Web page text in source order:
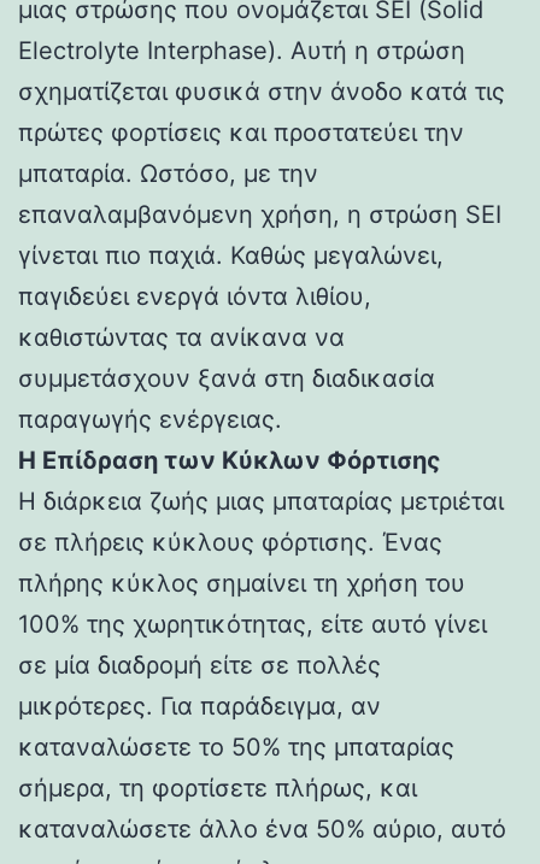
μιας στρώσης που ονομάζεται SEI (Solid
Electrolyte Interphase). Αυτή η στρώση
σχηματίζεται φυσικά στην άνοδο κατά τις
πρώτες φορτίσεις και προστατεύει την
μπαταρία. Ωστόσο, με την
επαναλαμβανόμενη χρήση, η στρώση SEI
γίνεται πιο παχιά. Καθώς μεγαλώνει,
παγιδεύει ενεργά ιόντα λιθίου,
καθιστώντας τα ανίκανα να
συμμετάσχουν ξανά στη διαδικασία
παραγωγής ενέργειας.
Η Επίδραση των Κύκλων Φόρτισης
Η διάρκεια ζωής μιας μπαταρίας μετριέται
σε πλήρεις κύκλους φόρτισης. Ένας
πλήρης κύκλος σημαίνει τη χρήση του
100% της χωρητικότητας, είτε αυτό γίνει
σε μία διαδρομή είτε σε πολλές
μικρότερες. Για παράδειγμα, αν
καταναλώσετε το 50% της μπαταρίας
σήμερα, τη φορτίσετε πλήρως, και
καταναλώσετε άλλο ένα 50% αύριο, αυτό